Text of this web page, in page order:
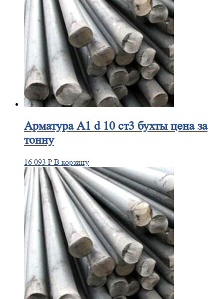
АрматураА1 d 10 ст3 бухты цена за
тонну
16 093 ₽ В корзину